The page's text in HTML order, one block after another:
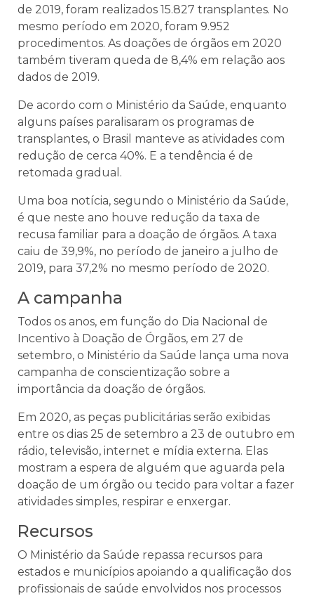
de 2019, foram realizados 15.827 transplantes. No
mesmo período em 2020, foram 9.952
procedimentos. As doações de órgãos em 2020
também tiveram queda de 8,4% em relação aos
dados de 2019.
De acordo com o Ministério da Saúde, enquanto
alguns países paralisaram os programas de
transplantes, o Brasil manteve as atividades com
redução de cerca 40%. E a tendência é de
retomada gradual.
Uma boa notícia, segundo o Ministério da Saúde,
é que neste ano houve redução da taxa de
recusa familiar para a doação de órgãos. A taxa
caiu de 39,9%, no período de janeiro a julho de
2019, para 37,2% no mesmo período de 2020.
A campanha
Todos os anos, em função do Dia Nacional de
Incentivo à Doação de Órgãos, em 27 de
setembro, o Ministério da Saúde lança uma nova
campanha de conscientização sobre a
importância da doação de órgãos.
Em 2020, as peças publicitárias serão exibidas
entre os dias 25 de setembro a 23 de outubro em
rádio, televisão, internet e mídia externa. Elas
mostram a espera de alguém que aguarda pela
doação de um órgão ou tecido para voltar a fazer
atividades simples, respirar e enxergar.
Recursos
O Ministério da Saúde repassa recursos para
estados e municípios apoiando a qualificação dos
profissionais de saúde envolvidos nos processos